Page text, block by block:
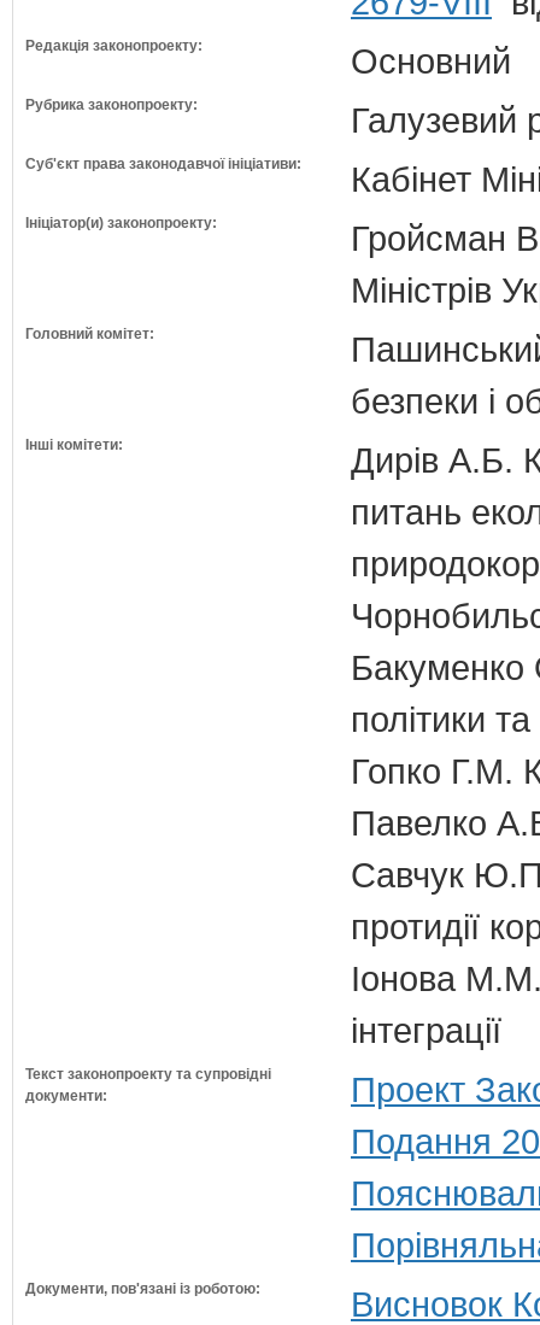
Редакція законопроекту: Основний
Рубрика законопроекту: Галузевий
Суб'єкт права законодавчої ініціативи: Кабінет
Ініціатор(и) законопроекту:
Гройсман
Міністрів
Головний комітет:
безпеки і
Інші комітети:
Дирів А.Б.
питань
Бакуменко
політики
Гопко Г.М.
Павелко
Савчук Ю.П.
протидії
Іонова М.М.
інтеграції
Текст законопроекту та супровідні
документи:
Проект
Подання
Документи, пов'язані із роботою: Висновок